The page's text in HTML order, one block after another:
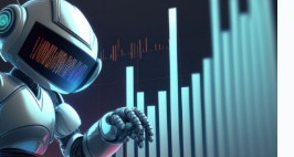
son précédent record de
expliquer cette envolée du
tirent actuellement l’indice
hausse du CAC 40 peut-
ou faut-il s’attendre à une